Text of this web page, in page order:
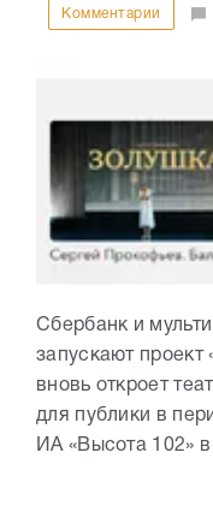
Комментарии
Сбербанк и
запускают проект
вновь откроет
для публики в
ИА «Высота 102»